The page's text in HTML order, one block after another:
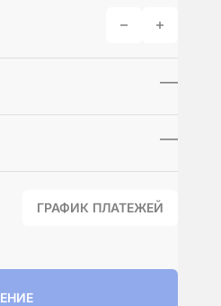
—
—
ГРАФИК ПЛАТЕЖЕЙ